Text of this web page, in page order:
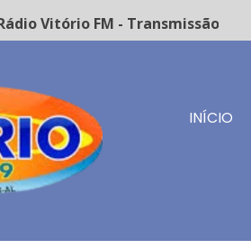
Vitório FM - Transmissão ao vivo
INÍCIO